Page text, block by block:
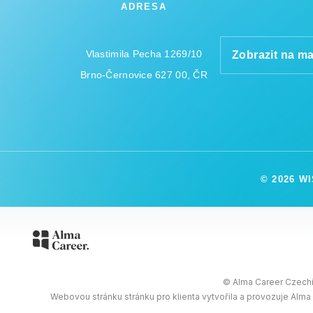
ADRESA
Vlastimila Pecha 1269/10
Brno-Černovice 627 00, ČR
Zobrazit na
© 2026
© Alma Career
Webovou stránku stránku pro klienta vytvořila a provozuje